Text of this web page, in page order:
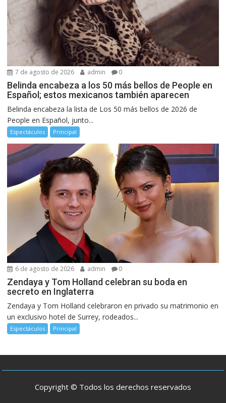
7 de agosto de 2026 admin 0
Belinda encabeza a los 50 más bellos de People en
Español; estos mexicanos también aparecen
Belinda encabeza la lista de Los 50 más bellos de 2026 de
People en Español, junto...
Espectáculos Principal
6 de agosto de 2026 admin 0
Zendaya y Tom Holland celebran su boda en
secreto en Inglaterra
Zendaya y Tom Holland celebraron en privado su matrimonio en
un exclusivo hotel de Surrey, rodeados...
Espectáculos Principal
Copyright © Todos los derechos reservados